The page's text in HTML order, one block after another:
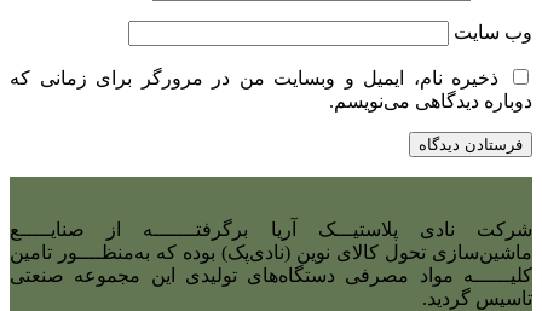
وب‌ سایت
ذخیره نام، ایمیل و وبسایت من در مرورگر برای زمانی که
دوباره دیدگاهی می‌نویسم.
شرکت نادی‌ پلاستیـــک آریا برگرفتـــــــه از صنایـــــع
ماشین‌سازی تحول کالای نوین (نادی‌پک) بوده که به‌منظــــور تامین
کلیــــــه مواد مصرفی دستگاه‌های تولیدی این مجموعه صنعتی
تاسیس گردید.